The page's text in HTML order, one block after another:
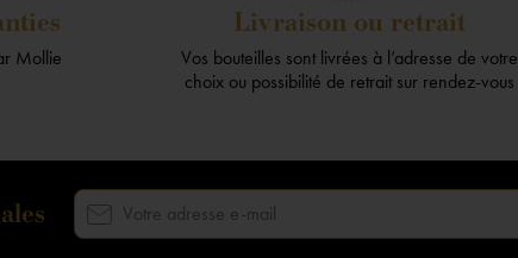
Mollie
Livraison ou retrait
Vos bouteilles sont livrées à l’adresse de votre
choix ou possibilité de retrait sur rendez-vous